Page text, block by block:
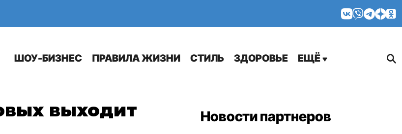
ШОУ-БИЗНЕС ПРАВИЛА ЖИЗНИ СТИЛЬ ЗДОРОВЬЕ ЕЩЁ
выходит
Новости партнеров